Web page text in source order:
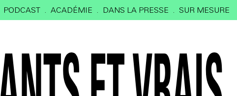
PODCAST ACADÉMIE DANS LA PRESSE SUR MESURE